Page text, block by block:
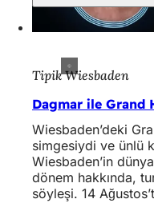
Tipik Wiesbaden
Dagmar ile Grand
Wiesbaden’deki
simgesiydi ve ünlü
Wiesbaden’in
dönem hakkında,
söyleşi. 14